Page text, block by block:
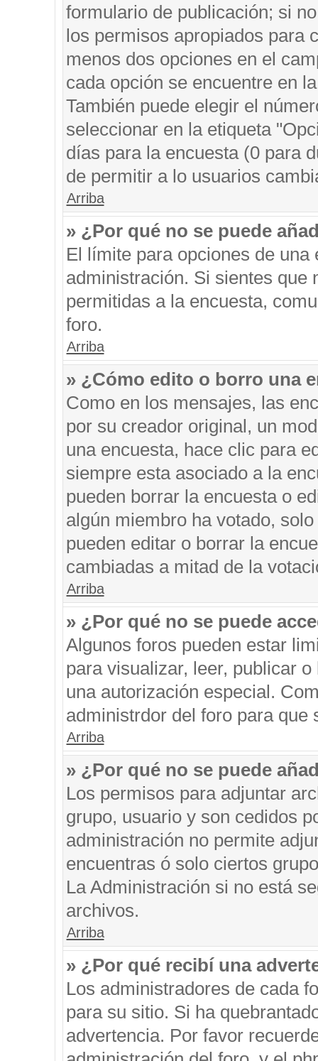
formulario de publicación; si
los permisos apropiados para
menos dos opciones en el
cada opción se encuentre en
También puede elegir el
seleccionar en la etiqueta
días para la encuesta (0 para
de permitir a lo usuarios
Arriba
» ¿Por qué no se puede
El límite para opciones de una
administración. Si sientes que
permitidas a la encuesta,
foro.
Arriba
» ¿Cómo edito o borro una
Como en los mensajes, las
por su creador original, un
una encuesta, hace clic para
siempre esta asociado a la
pueden borrar la encuesta o
algún miembro ha votado,
pueden editar o borrar la
cambiadas a mitad de la
Arriba
» ¿Por qué no se puede
Algunos foros pueden estar
para visualizar, leer, publicar
una autorización especial.
administrdor del foro para que
Arriba
» ¿Por qué no se puede
Los permisos para adjuntar
grupo, usuario y son cedidos
administración no permite
encuentras ó solo ciertos
La Administración si no está
archivos.
Arriba
» ¿Por qué recibí una
Los administradores de cada
para su sitio. Si ha
advertencia. Por favor